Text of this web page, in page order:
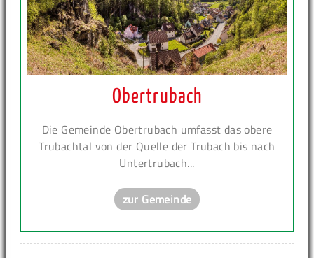
Obertrubach
Die Gemeinde Obertrubach umfasst das obere
Trubachtal von der Quelle der Trubach bis nach
Untertrubach...
zur Gemeinde